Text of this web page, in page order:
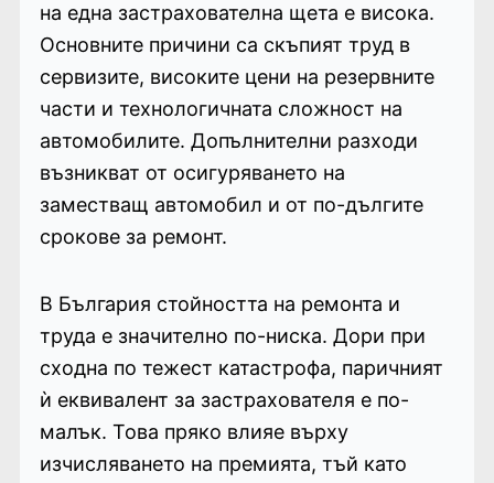
на една застрахователна щета е висока.
Основните причини са скъпият труд в
сервизите, високите цени на резервните
части и технологичната сложност на
автомобилите. Допълнителни разходи
възникват от осигуряването на
заместващ автомобил и от по-дългите
срокове за ремонт.
В България стойността на ремонта и
труда е значително по-ниска. Дори при
сходна по тежест катастрофа, паричният
ѝ еквивалент за застрахователя е по-
малък. Това пряко влияе върху
изчисляването на премията, тъй като